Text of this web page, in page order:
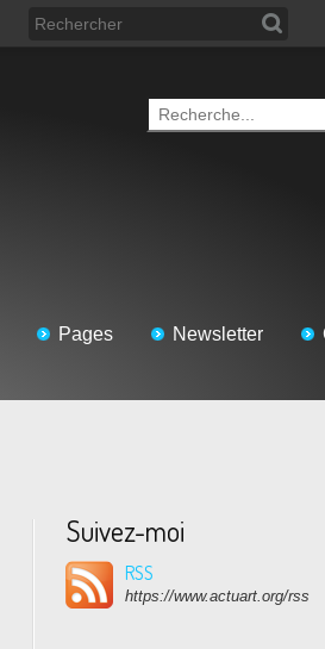
Pages Newsletter
Suivez-moi
RSS
https://www.actuart.org/rss